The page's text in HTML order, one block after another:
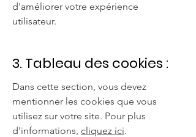
d'améliorer votre expérience
utilisateur.
3. Tableau des cookies :
Dans cette section, vous devez
mentionner les cookies que vous
utilisez sur votre site. Pour plus
d'informations, cliquez ici.